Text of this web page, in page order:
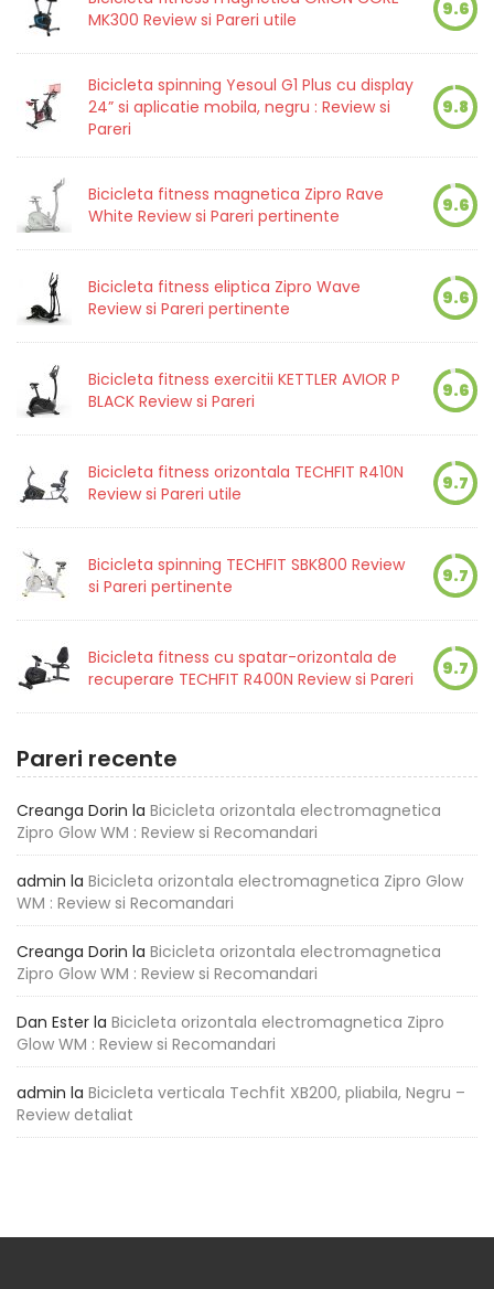
MK300 Review si Pareri utile
9.6
Bicicleta spinning Yesoul G1 Plus cu display
24” si aplicatie mobila, negru : Review si
Pareri
9.8
Bicicleta fitness magnetica Zipro Rave
White Review si Pareri pertinente
9.6
Bicicleta fitness eliptica Zipro Wave
Review si Pareri pertinente
9.6
Bicicleta fitness exercitii KETTLER AVIOR P
BLACK Review si Pareri
9.6
Bicicleta fitness orizontala TECHFIT R410N
Review si Pareri utile
9.7
Bicicleta spinning TECHFIT SBK800 Review
si Pareri pertinente
9.7
Bicicleta fitness cu spatar-orizontala de
recuperare TECHFIT R400N Review si Pareri
9.7
Pareri recente
Creanga Dorin la Bicicleta orizontala electromagnetica
Zipro Glow WM : Review si Recomandari
admin la Bicicleta orizontala electromagnetica Zipro Glow
WM : Review si Recomandari
Creanga Dorin la Bicicleta orizontala electromagnetica
Zipro Glow WM : Review si Recomandari
Dan Ester la Bicicleta orizontala electromagnetica Zipro
Glow WM : Review si Recomandari
admin la Bicicleta verticala Techfit XB200, pliabila, Negru –
Review detaliat